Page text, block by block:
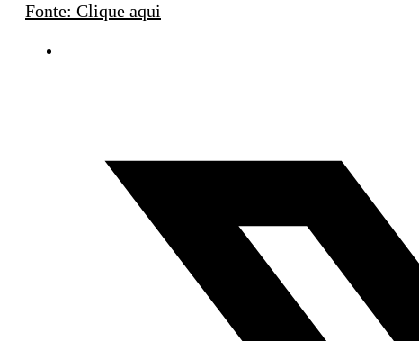
Fonte: Clique aqui